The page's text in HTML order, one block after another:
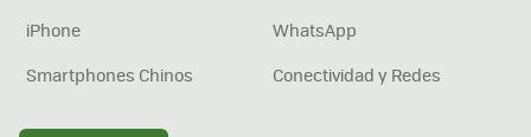
iPhone
WhatsApp
Smartphones Chinos
Conectividad y Redes